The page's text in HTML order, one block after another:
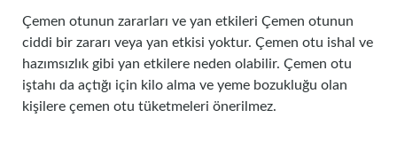
Çemen otunun zararları ve yan etkileri Çemen otunun
ciddi bir zararı veya yan etkisi yoktur. Çemen otu ishal ve
hazımsızlık gibi yan etkilere neden olabilir. Çemen otu
iştahı da açtığı için kilo alma ve yeme bozukluğu olan
kişilere çemen otu tüketmeleri önerilmez.